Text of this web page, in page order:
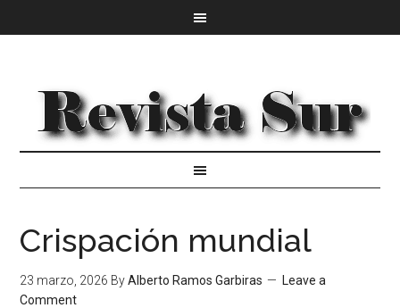
Crispación mundial
23 marzo, 2026 ByAlberto Ramos Garbiras
Leave a
Comment